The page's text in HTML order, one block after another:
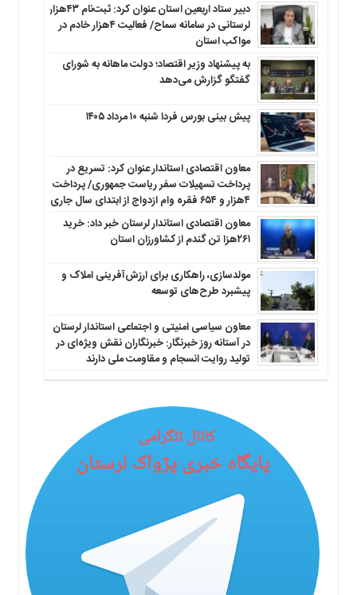
دبیر ستاد اربعین استان عنوان کرد: ثبت‌نام ۴۳هزار
لرستانی در سامانه سماح/ فعالیت ۴هزار خادم در
مواکب استان
به پیشنهاد وزیر اقتصاد؛ دولت ماهانه به شورای
گفتگو گزارش می‌دهد
پیش بینی بورس فردا شنبه ۱۰ مرداد ۱۴۰۵
معاون اقتصادی استاندار عنوان کرد: تسریع در
پرداخت تسهیلات سفر ریاست جمهوری/ پرداخت
۴هزار و ۶۵۴ فقره وام ازدواج از ابتدای سال جاری
معاون اقتصادی استاندار لرستان خبر داد: خرید
۲۶۱هزا تن گندم از کشاورزان استان
مولدسازی، راهکاری برای ارزش‌آفرینی املاک و
پیشبرد طرح‌های توسعه
معاون سیاسی امنیتی و اجتماعی استاندار لرستان
در آستانه روز خبرنگار: خبرنگاران نقش ویژه‌ای در
تولید روایت انسجام و مقاومت ملی دارند